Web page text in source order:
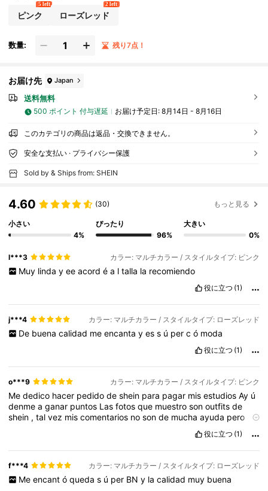
ピンク
5 left
ローズレッド
2 left
数量: 残り7点！
お届け先 Japan
送料無料
500 ポイント 付与遅延 お届け予定日: 8月14日 - 8月16日
このカテゴリの商品は返品・交換できません。
安全な支払い · プライバシー保護
Sold by & Ships from: SHEIN
4.60 (30) もっと見る
小さい
4%
ぴったり
96%
大きい
0%
l***3 カラー: マルチカラー / スタイルタイプ: ピンク
Muy linda y ee acord é a l talla la recomiendo
役に立つ (1)
j***4 カラー: マルチカラー / スタイルタイプ: ローズレッド
De buena calidad me encanta y es s ú per c ó moda
役に立つ (1)
o***9 カラー: マルチカラー / スタイルタイプ: ピンク
Mededico hacer pedidodeshein para pagar misestudiosAy ú
denmeaganar puntos Lasfotosque muestrosonoutfitsde
shein ,talvez miscomentarios nosonde muchaayuda pero
íasdecada
mes
,haymásofertasybuenoscupones.Nuncamehanllegado
las
prendas mal que
leer
comentariospara recibir cosasque esperamos
役に立つ (1)
f***4 カラー: マルチカラー / スタイルタイプ: ローズレッド
Me encant ó queda s ú per BN y la calidad muy buena